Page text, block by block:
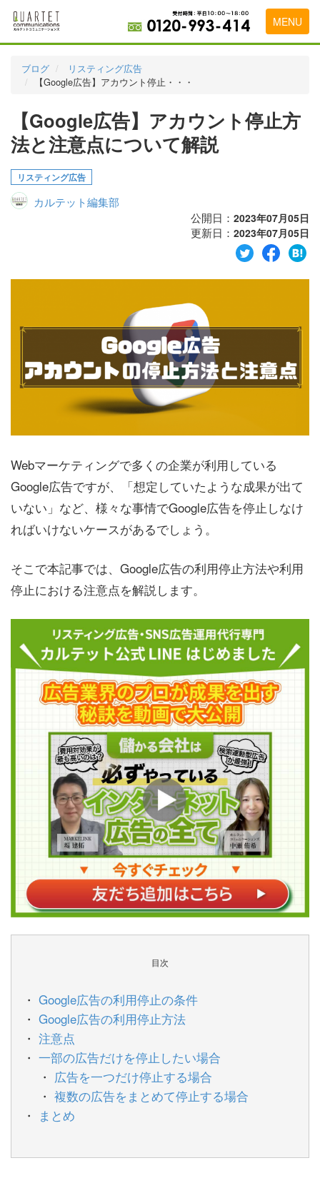
MENU
料金表
実績・お客様の声
初めて導入をお考えの方
代理店の乗り換えをお考えの方
広告代理店・HP制作会社様へ
ブログ
リスティング広告
【Google広告】アカウント停止・・・
【Google広告】アカウント停止方
法と注意点について解説
リスティング広告
カルテット編集部
公開日： 2023年07月05日
更新日： 2023年07月05日
Webマーケティングで多くの企業が利用している
Google広告ですが、「想定していたような成果が出て
いない」など、様々な事情でGoogle広告を停止しなけ
ればいけないケースがあるでしょう。
そこで本記事では、Google広告の利用停止方法や利用
停止における注意点を解説します。
目次
Google広告の利用停止の条件
Google広告の利用停止方法
注意点
一部の広告だけを停止したい場合
広告を一つだけ停止する場合
複数の広告をまとめて停止する場合
まとめ